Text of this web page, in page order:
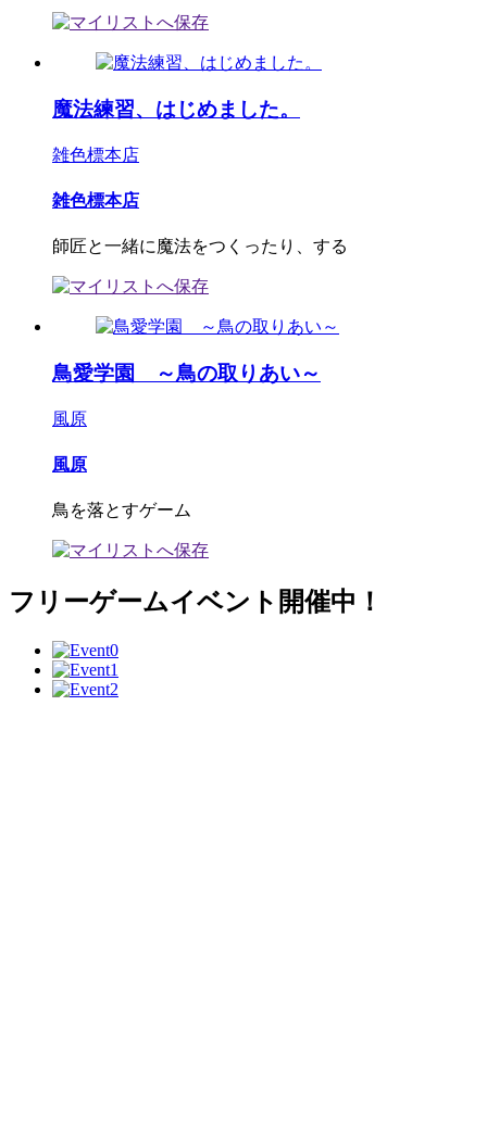
魔法練習、はじめました。
雑色標本店
雑色標本店
師匠と一緒に魔法をつくったり、する
鳥愛学園 ～鳥の取りあい～
風原
風原
鳥を落とすゲーム
フリーゲームイベント開催中！